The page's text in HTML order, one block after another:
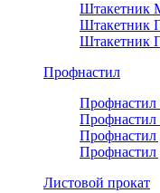
Штакетник
Штакетник
Штакетник
Профнастил
Профнастил
Листовой прокат